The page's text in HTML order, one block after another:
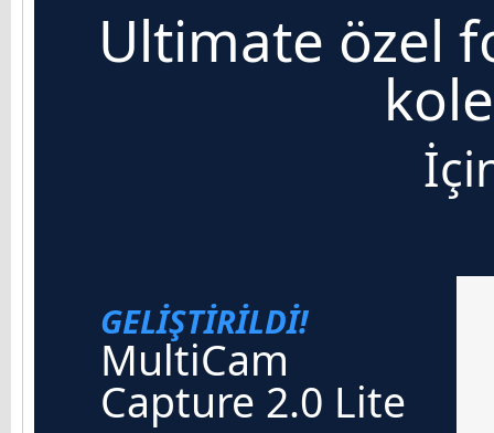
Ultimate özel
GELİŞTİRİLDİ!
MultiCam
Capture 2.0 Lite